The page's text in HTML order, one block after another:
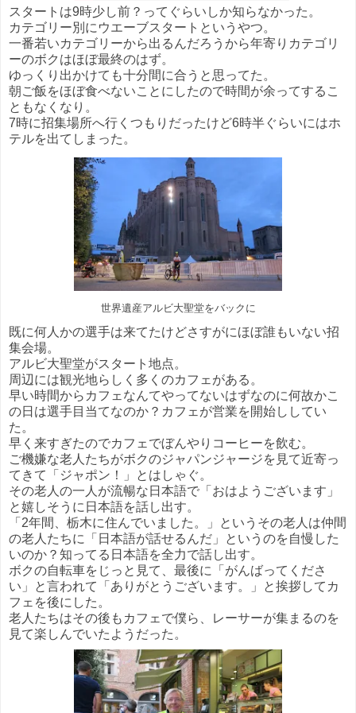
スタートは9時少し前？ってぐらいしか知らなかった。
カテゴリー別にウエーブスタートというやつ。
一番若いカテゴリーから出るんだろうから年寄りカテゴリ
ーのボクはほぼ最終のはず。
ゆっくり出かけても十分間に合うと思ってた。
朝ご飯をほぼ食べないことにしたので時間が余ってするこ
ともなくなり。
7時に招集場所へ行くつもりだったけど6時半ぐらいにはホ
テルを出てしまった。
世界遺産アルビ大聖堂をバックに
既に何人かの選手は来てたけどさすがにほぼ誰もいない招
集会場。
アルビ大聖堂がスタート地点。
周辺には観光地らしく多くのカフェがある。
早い時間からカフェなんてやってないはずなのに何故かこ
の日は選手目当てなのか？カフェが営業を開始ししてい
た。
早く来すぎたのでカフェでぼんやりコーヒーを飲む。
ご機嫌な老人たちがボクのジャパンジャージを見て近寄っ
てきて「ジャポン！」とはしゃぐ。
その老人の一人が流暢な日本語で「おはようございます」
と嬉しそうに日本語を話し出す。
「2年間、栃木に住んでいました。」というその老人は仲間
の老人たちに「日本語が話せるんだ」というのを自慢した
いのか？知ってる日本語を全力で話し出す。
ボクの自転車をじっと見て、最後に「がんばってくださ
い」と言われて「ありがとうございます。」と挨拶してカ
フェを後にした。
老人たちはその後もカフェで僕ら、レーサーが集まるのを
見て楽しんでいたようだった。